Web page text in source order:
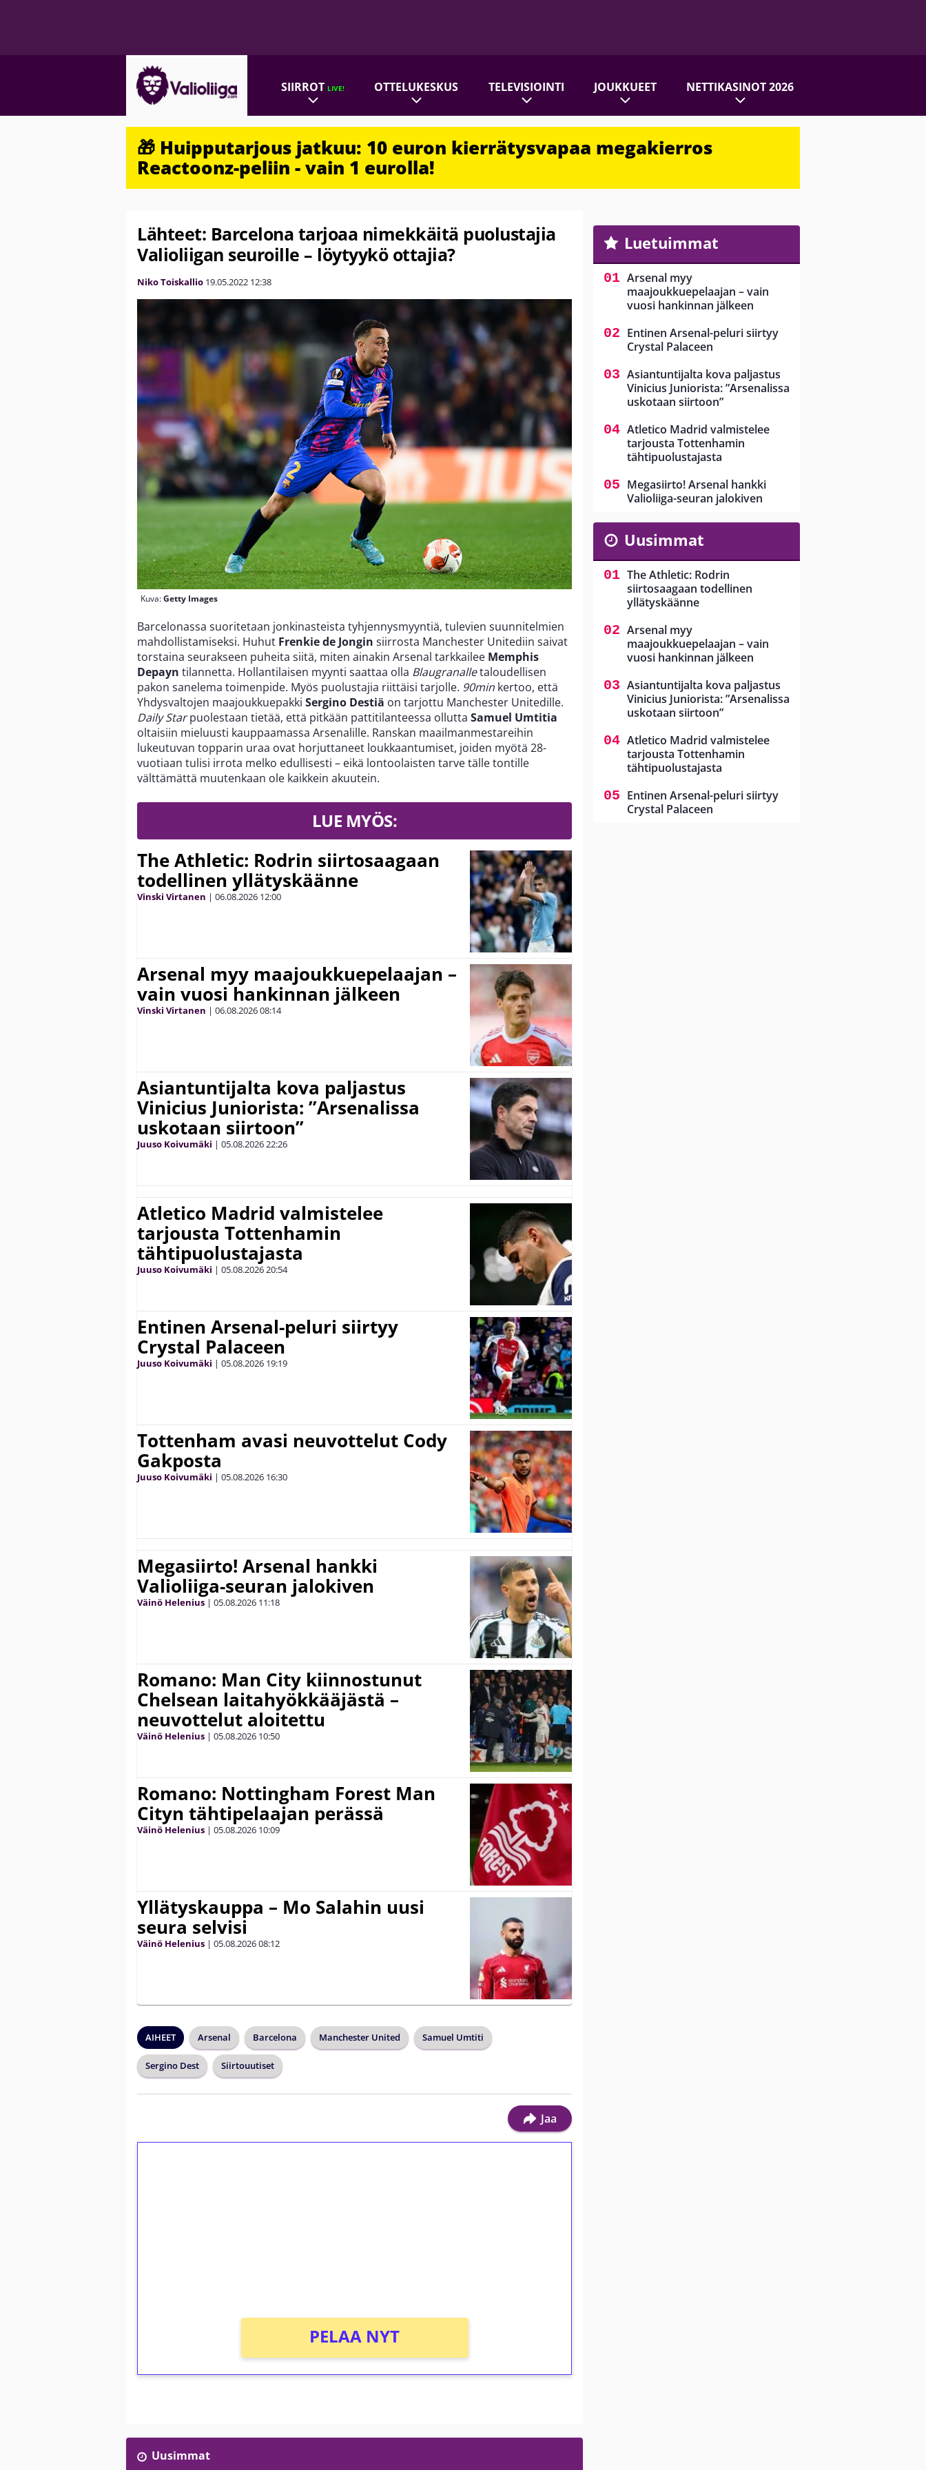
SIIRROTLIVE! OTTELUKESKUS TELEVISIOINTI JOUKKUEET NETTIKASINOT 2026
🎁 Huipputarjous jatkuu: 10 euron kierrätysvapaa megakierros
Reactoonz-peliin - vain 1 eurolla!
Lähteet: Barcelona tarjoaa nimekkäitä puolustajia
Valioliigan seuroille – löytyykö ottajia?
Niko Toiskallio 19.05.2022 12:38
Kuva:Getty Images
Barcelonassa suoritetaan jonkinasteista tyhjennysmyyntiä, tulevien suunnitelmien
mahdollistamiseksi. Huhut Frenkie de Jongin siirrosta Manchester Unitediin saivat
torstaina seurakseen puheita siitä, miten ainakin Arsenal tarkkailee Memphis
Depayn tilannetta. Hollantilaisen myynti saattaa olla Blaugranalletaloudellisen
pakon sanelema toimenpide. Myös puolustajia riittäisi tarjolle. 90min kertoo, että
Yhdysvaltojen maajoukkuepakki Sergino Destiä on tarjottu Manchester Unitedille.
Daily Starpuolestaan tietää, että pitkään pattitilanteessa ollutta Samuel Umtitia
oltaisiin mieluusti kauppaamassa Arsenalille. Ranskan maailmanmestareihin
lukeutuvan topparin uraa ovat horjuttaneet loukkaantumiset, joiden myötä 28-
vuotiaan tulisi irrota melko edullisesti – eikä lontoolaisten tarve tälle tontille
välttämättä muutenkaan ole kaikkein akuutein.
LUE MYÖS:
The Athletic: Rodrin siirtosaagaan
todellinen yllätyskäänne
Vinski Virtanen | 06.08.2026 12:00
Arsenal myy maajoukkuepelaajan –
vain vuosi hankinnan jälkeen
Vinski Virtanen | 06.08.202608:14
Asiantuntijalta kova paljastus
Vinicius Juniorista: ”Arsenalissa
uskotaan siirtoon”
Juuso Koivumäki | 05.08.202622:26
Atletico Madrid valmistelee
tarjousta Tottenhamin
tähtipuolustajasta
Juuso Koivumäki | 05.08.202620:54
Entinen Arsenal-peluri siirtyy
Crystal Palaceen
Juuso Koivumäki | 05.08.2026 19:19
Tottenham avasi neuvottelut Cody
Gakposta
Juuso Koivumäki | 05.08.2026 16:30
Megasiirto! Arsenal hankki
Valioliiga-seuran jalokiven
Väinö Helenius | 05.08.2026 11:18
Romano: Man City kiinnostunut
Chelsean laitahyökkääjästä –
neuvottelut aloitettu
Väinö Helenius | 05.08.2026 10:50
Romano: Nottingham Forest Man
Cityn tähtipelaajan perässä
Väinö Helenius | 05.08.2026 10:09
Yllätyskauppa – Mo Salahin uusi
seura selvisi
Väinö Helenius | 05.08.202608:12
AIHEET Arsenal Barcelona Manchester United Samuel Umtiti
Sergino Dest Siirtouutiset
Jaa
PELAA NYT
Uusimmat
Luetuimmat
Arsenal myy
maajoukkuepelaajan – vain
vuosi hankinnan jälkeen
Entinen Arsenal-peluri siirtyy
Crystal Palaceen
Asiantuntijalta kova paljastus
Vinicius Juniorista: ”Arsenalissa
uskotaan siirtoon”
Atletico Madrid valmistelee
tarjousta Tottenhamin
tähtipuolustajasta
Megasiirto! Arsenal hankki
Valioliiga-seuran jalokiven
Uusimmat
The Athletic: Rodrin
siirtosaagaan todellinen
yllätyskäänne
Arsenal myy
maajoukkuepelaajan – vain
vuosi hankinnan jälkeen
Asiantuntijalta kova paljastus
Vinicius Juniorista: ”Arsenalissa
uskotaan siirtoon”
Atletico Madrid valmistelee
tarjousta Tottenhamin
tähtipuolustajasta
Entinen Arsenal-peluri siirtyy
Crystal Palaceen